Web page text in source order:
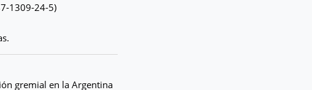
1309-24-5)
gremial en la Argentina